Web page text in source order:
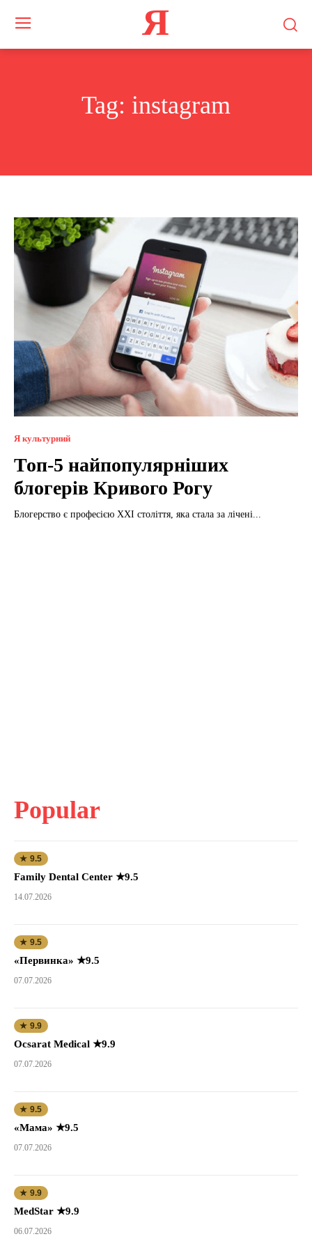
Я
Tag: instagram
Я культурний
Топ-5 найпопулярніших
блогерів Кривого Рогу
Блогерство є професією ХХІ століття, яка стала за лічені...
Popular
★ 9.5
Family Dental Center ★9.5
14.07.2026
★ 9.5
«Первинка» ★9.5
07.07.2026
★ 9.9
Ocsarat Medical ★9.9
07.07.2026
★ 9.5
«Мама» ★9.5
07.07.2026
★ 9.9
MedStar ★9.9
06.07.2026